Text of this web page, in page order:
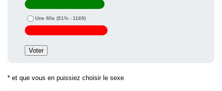
Une fille (51% - 1169)
* et que vous en puissiez choisir le sexe